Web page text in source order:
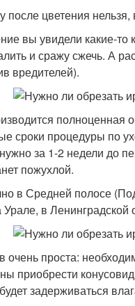
после цветения
вы увидели какие-то
и сражу сжечь. А
вредителей).
полноценная
сроки процедуры по
за 1-2 недели до
пожухлой.
в Средней полосе
Урале, в
очень проста:
приобрести
задерживаться